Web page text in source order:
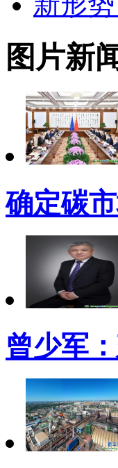
图片新
确定碳
曾少军